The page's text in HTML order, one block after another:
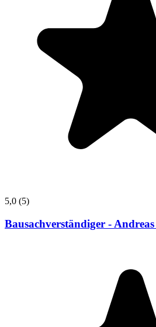
5,0 (5)
Bausachverständiger -